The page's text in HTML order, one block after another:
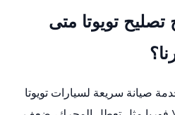
تويوتا متى
صيانة سريعة لسيارات تويوتا